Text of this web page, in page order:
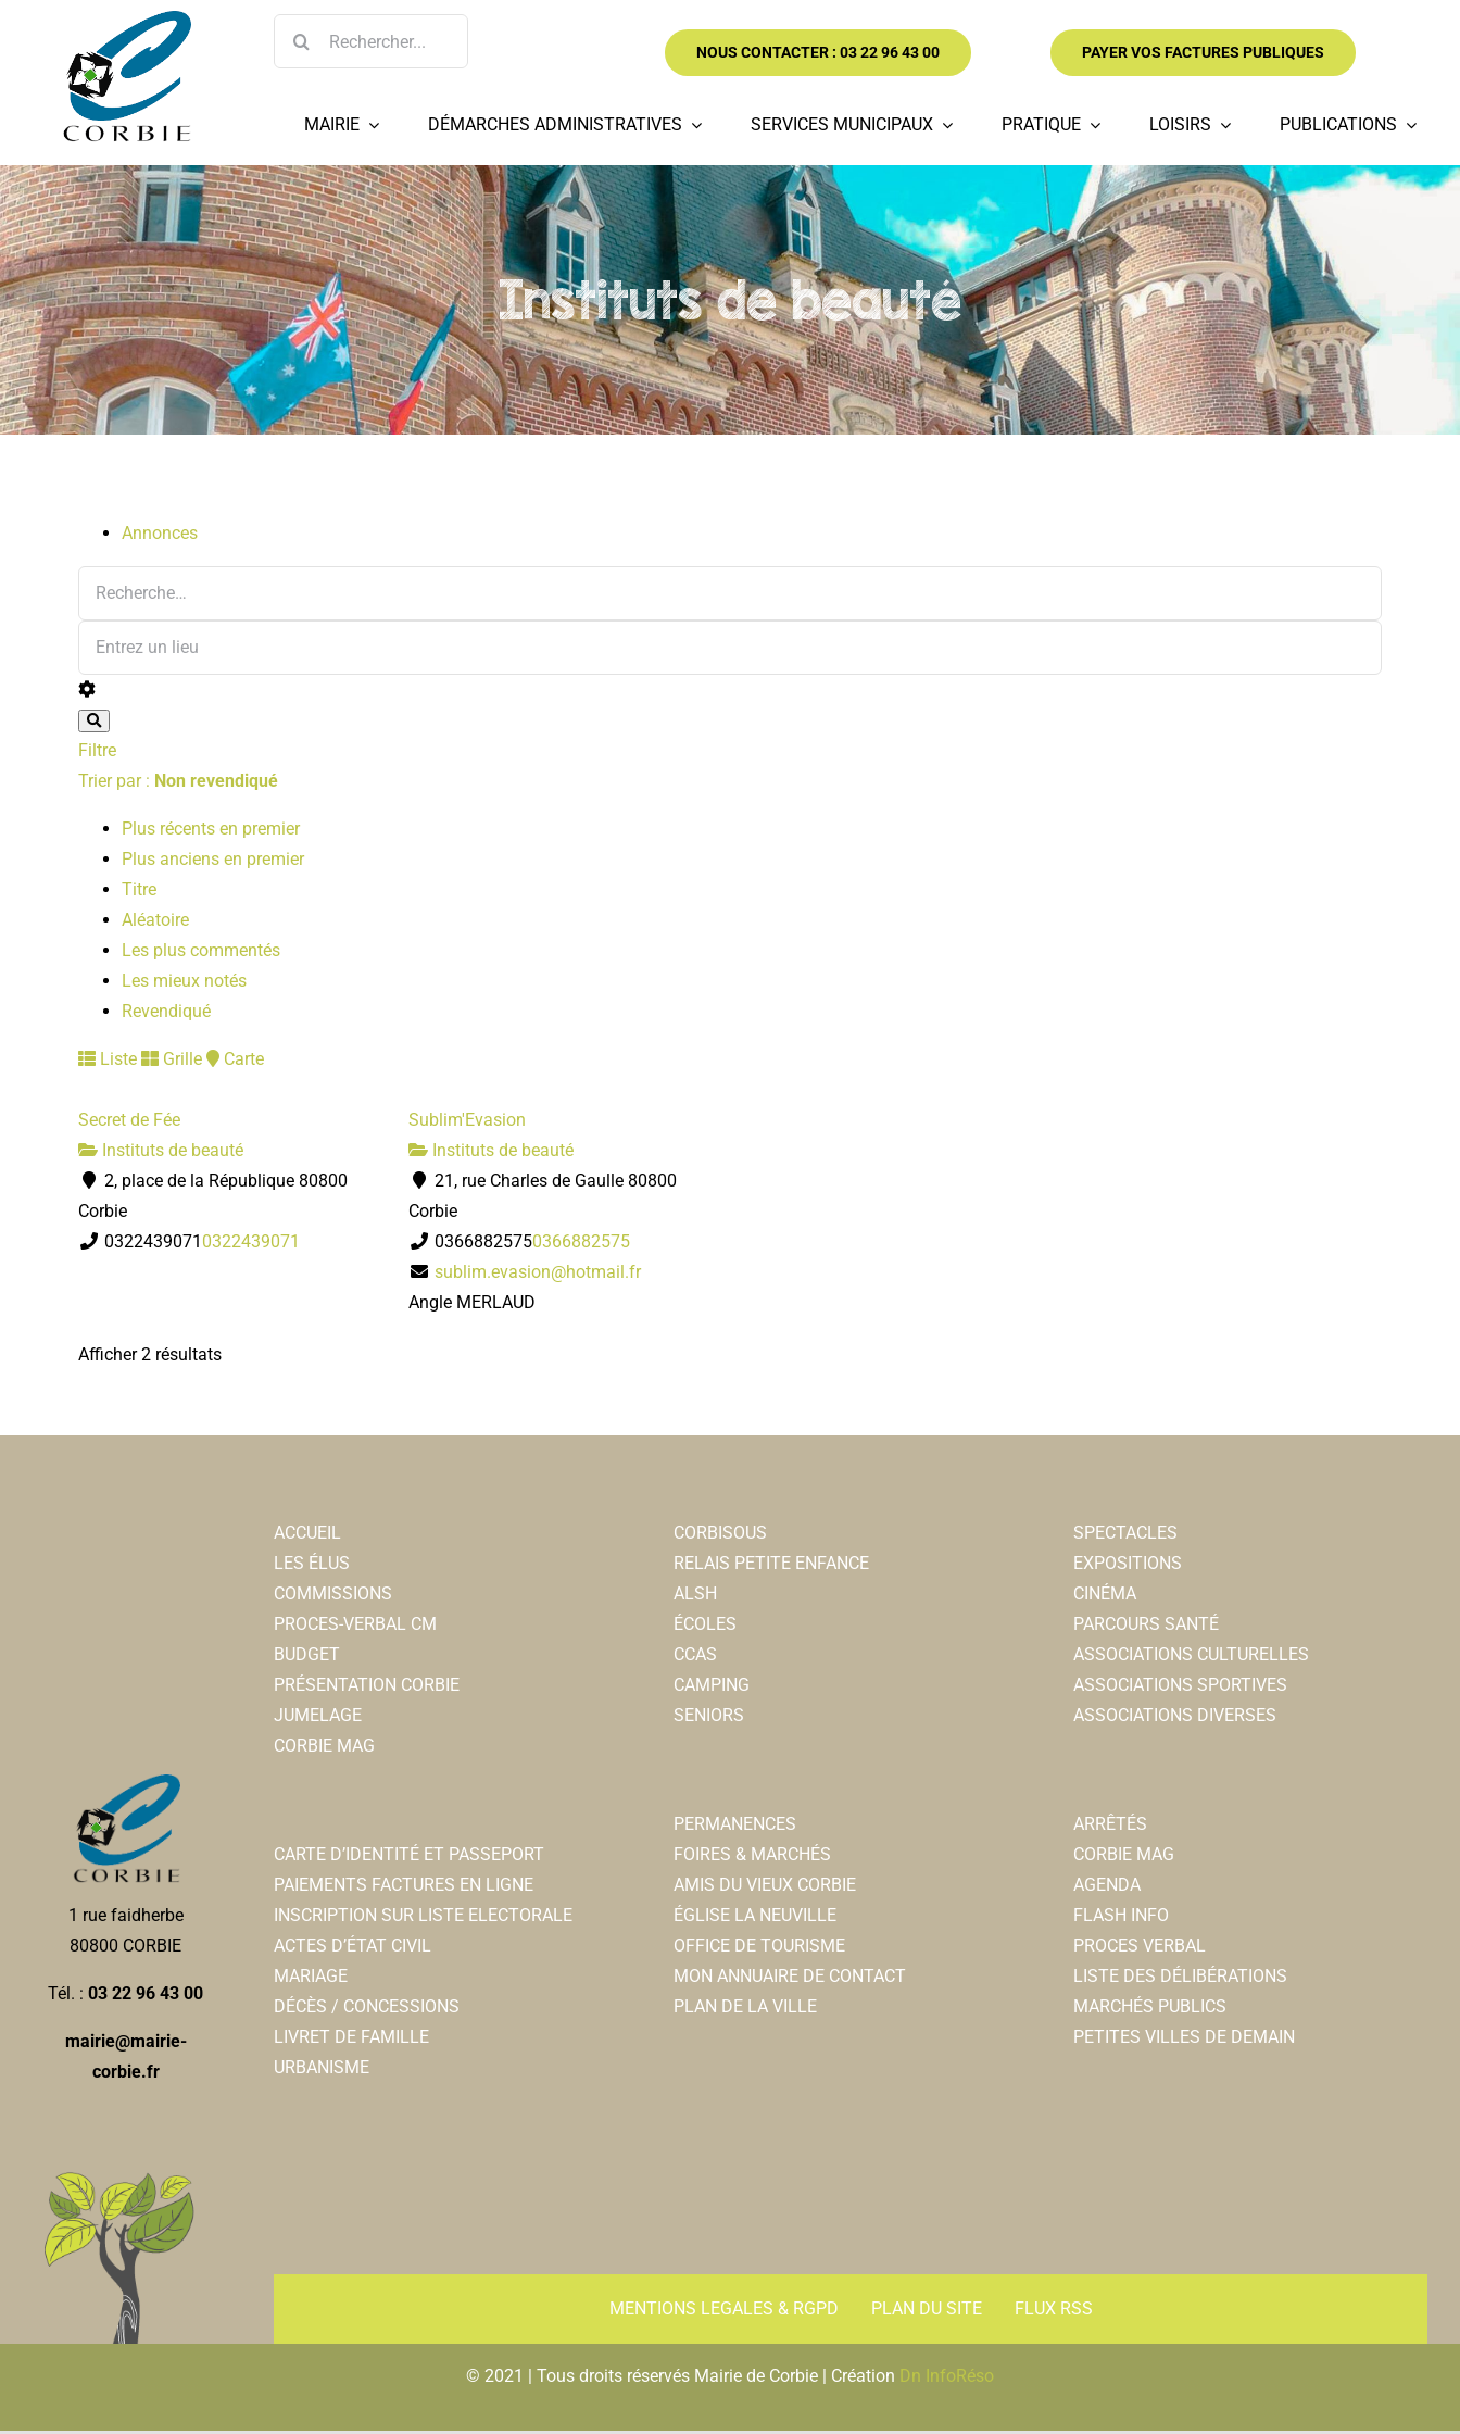
Rechercher:
NOUS CONTACTER : 03 22 96 43 00 PAYER VOS FACTURES PUBLIQUES
MAIRIE DÉMARCHES ADMINISTRATIVES SERVICES MUNICIPAUX PRATIQUE LOISIRS PUBLICATIONS
Instituts de beauté
Annonces
Filtre
Trier par : Non revendiqué
Plus récents en premier
Plus anciens en premier
Titre
Aléatoire
Les plus commentés
Les mieux notés
Revendiqué
Liste Grille Carte
Secret de Fée
Instituts de beauté
2, place de la République 80800
Corbie
0322439071 0322439071
Sublim'Evasion
Instituts de beauté
21, rue Charles de Gaulle 80800
Corbie
03668825750366882575
sublim.evasion@hotmail.fr
Angle MERLAUD
Afficher 2 résultats
1 rue faidherbe
80800 CORBIE
Tél. :03 22 96 43 00
mairie@mairie-
corbie.fr
ACCUEIL
LES ÉLUS
COMMISSIONS
PROCES-VERBAL CM
BUDGET
PRÉSENTATION CORBIE
JUMELAGE
CORBIE MAG
CARTE D’IDENTITÉ ET PASSEPORT
PAIEMENTS FACTURES EN LIGNE
INSCRIPTION SUR LISTE ELECTORALE
ACTES D’ÉTAT CIVIL
MARIAGE
DÉCÈS / CONCESSIONS
LIVRET DE FAMILLE
URBANISME
CORBISOUS
RELAIS PETITE ENFANCE
ALSH
ÉCOLES
CCAS
CAMPING
SENIORS
PERMANENCES
FOIRES & MARCHÉS
AMIS DU VIEUX CORBIE
ÉGLISE LA NEUVILLE
OFFICE DE TOURISME
MON ANNUAIRE DE CONTACT
PLAN DE LA VILLE
SPECTACLES
EXPOSITIONS
CINÉMA
PARCOURS SANTÉ
ASSOCIATIONS CULTURELLES
ASSOCIATIONS SPORTIVES
ASSOCIATIONS DIVERSES
ARRÊTÉS
CORBIE MAG
AGENDA
FLASH INFO
PROCES VERBAL
LISTE DES DÉLIBÉRATIONS
MARCHÉS PUBLICS
PETITES VILLES DE DEMAIN
MENTIONS LEGALES & RGPD PLAN DU SITE FLUX RSS
© 2021 | Tous droits réservés Mairie de Corbie | Création Dn InfoRéso